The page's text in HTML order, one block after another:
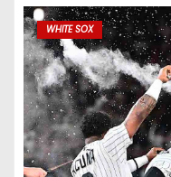
WHITE SOX